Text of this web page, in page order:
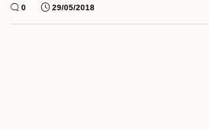
0 29/05/2018